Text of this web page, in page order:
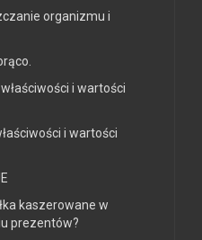
organizmu i
i wartości
i wartości
kaszerowane w
prezentów?